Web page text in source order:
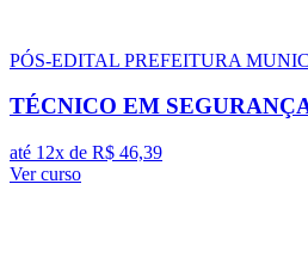
PÓS-EDITAL PREFEITURA
TÉCNICO EM
até 12x de R$ 46,39
Ver curso